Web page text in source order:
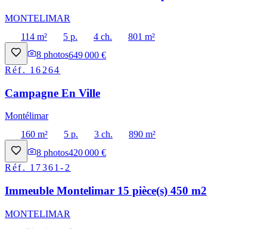
MONTELIMAR
114 m²
5 p. 4 ch.
801 m²
8 photos649 000 €
Réf. 16264
Campagne En Ville
Montélimar
160 m²
5 p. 3 ch.
890 m²
8 photos420 000 €
Réf. 17361-2
Immeuble Montelimar 15 pièce(s) 450 m2
MONTELIMAR